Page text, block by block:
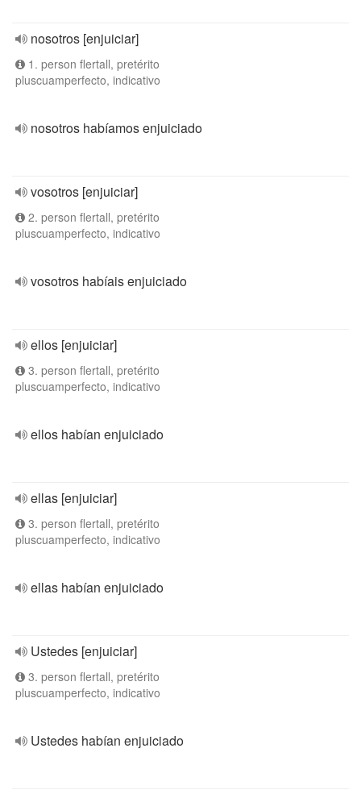
nosotros [enjuiciar]
1. person flertall, pretérito
pluscuamperfecto, indicativo
nosotros habíamos enjuiciado
vosotros [enjuiciar]
2. person flertall, pretérito
pluscuamperfecto, indicativo
vosotros habíais enjuiciado
ellos [enjuiciar]
3. person flertall, pretérito
pluscuamperfecto, indicativo
ellos habían enjuiciado
ellas [enjuiciar]
3. person flertall, pretérito
pluscuamperfecto, indicativo
ellas habían enjuiciado
Ustedes [enjuiciar]
3. person flertall, pretérito
pluscuamperfecto, indicativo
Ustedes habían enjuiciado